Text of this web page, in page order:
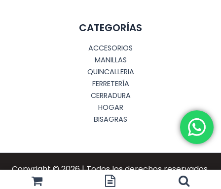
CATEGORÍAS
ACCESORIOS
MANILLAS
QUINCALLERIA
FERRETERÍA
CERRADURA
HOGAR
BISAGRAS
Copyright © 2026 | Todos los derechos reservados.
Desarrollado por